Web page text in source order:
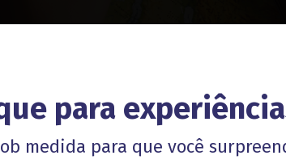
para
medida para que você